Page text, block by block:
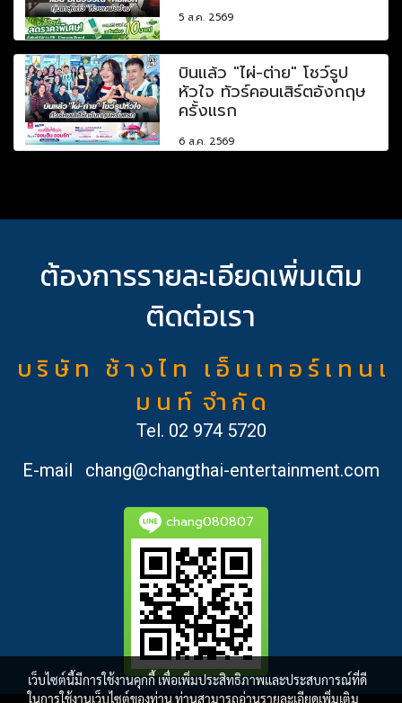
5 ส.ค. 2569
บินแล้ว "ไผ่-ต่าย" โชว์รูป
หัวใจ ทัวร์คอนเสิร์ตอังกฤษ
ครั้งแรก
6 ส.ค. 2569
ต้องการรายละเอียดเพิ่มเติม
ติดต่อเรา
บ ริ ษั ท ช้ า ง ไ ท เ อ็ น เ ท อ ร์ เ ท น เ
ม น ท์ จำ กั ด
Tel. 02 974 5720
E-mail
chang@changthai-entertainment.com
chang080807
เว็บไซต์นี้มีการใช้งานคุกกี้ เพื่อเพิ่มประสิทธิภาพและประสบการณ์ที่ดี
ในการใช้งานเว็บไซต์ของท่าน ท่านสามารถอ่านรายละเอียดเพิ่มเติม